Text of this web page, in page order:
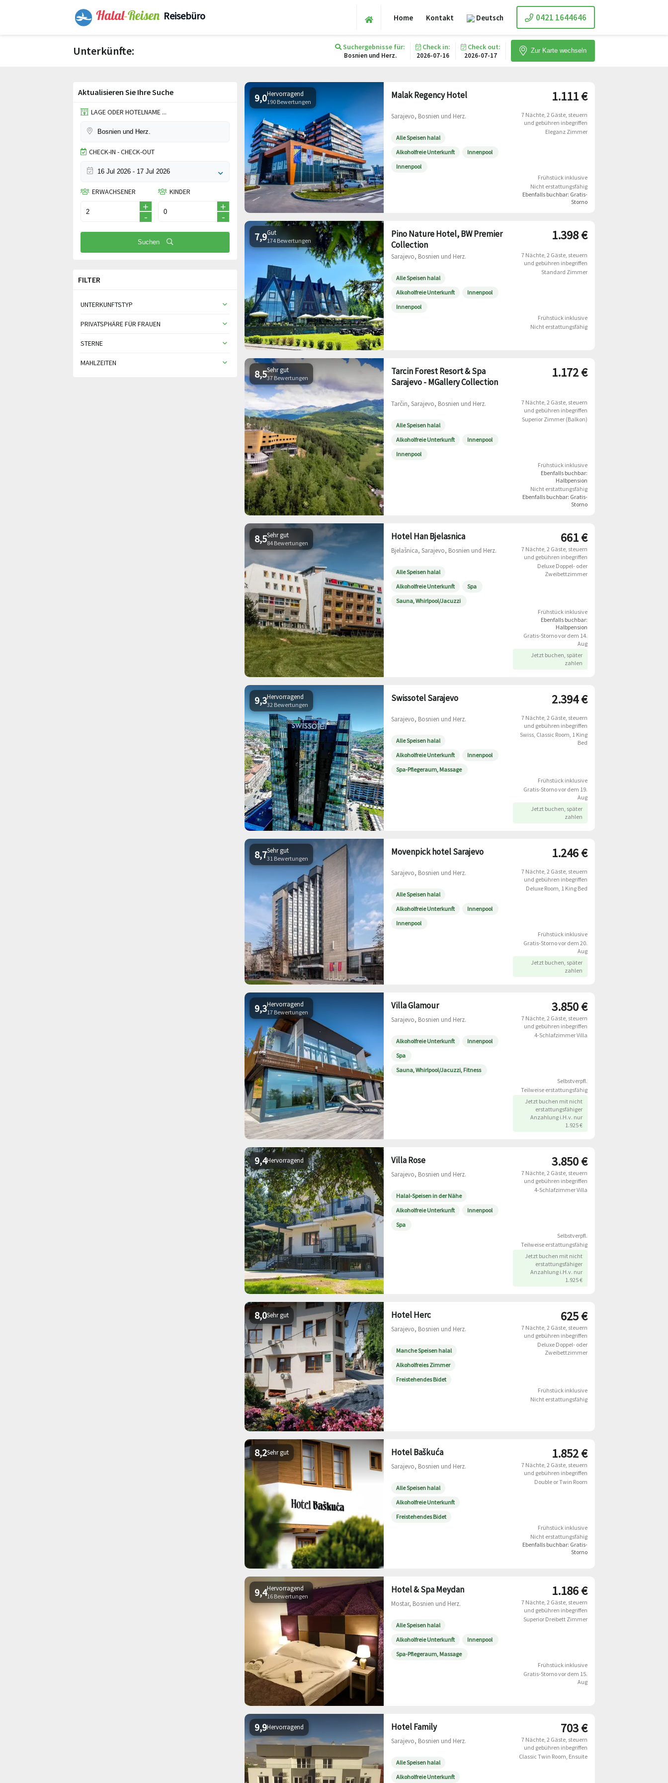
Reisebüro Home Kontakt Deutsch 0421 1644646
Unterkünfte: Suchergebnisse für:
Bosnien und Herz.
Check in:
2026-07-16
Check out:
2026-07-17
Zur Karte wechseln
Aktualisieren Sie Ihre Suche
LAGE ODER HOTELNAME ...
CHECK-IN - CHECK-OUT
ERWACHSENER
+
-
KINDER
+
-
Suchen
FILTER
UNTERKUNFTSTYP
PRIVATSPHÄRE FÜR FRAUEN
STERNE
MAHLZEITEN
Hervorragend
190 Bewertungen
9,0 Malak Regency Hotel
Sarajevo, Bosnien und Herz.
Alle Speisen halal
Alkoholfreie Unterkunft
Innenpool
Innenpool
1.111 €
7 Nächte 2 Gäste steuern
und gebühren inbegriffen
Eleganz Zimmer
Frühstück inklusive
Nicht erstattungsfähig
Ebenfalls buchbar: Gratis-
Storno
Gut
174 Bewertungen
7,9
Pino Nature Hotel, BW Premier
Collection
Sarajevo, Bosnien und Herz.
Alle Speisen halal
Alkoholfreie Unterkunft
Innenpool
Innenpool
1.398 €
7 Nächte 2 Gäste steuern
und gebühren inbegriffen
Standard Zimmer
Frühstück inklusive
Nicht erstattungsfähig
Sehr gut
37 Bewertungen
8,5
Tarcin Forest Resort & Spa
Sarajevo - MGallery Collection
Tarčin, Sarajevo, Bosnien und Herz.
Alle Speisen halal
Alkoholfreie Unterkunft
Innenpool
Innenpool
1.172 €
7 Nächte 2 Gäste steuern
und gebühren inbegriffen
Superior Zimmer (Balkon)
Frühstück inklusive
Ebenfalls buchbar:
Halbpension
Nicht erstattungsfähig
Ebenfalls buchbar: Gratis-
Storno
Sehr gut
84 Bewertungen
8,5 Hotel Han Bjelasnica
Bjelašnica, Sarajevo, Bosnien und Herz.
Alle Speisen halal
Alkoholfreie Unterkunft
Spa
Sauna, Whirlpool/Jacuzzi
661 €
7 Nächte 2 Gäste steuern
und gebühren inbegriffen
Deluxe Doppel- oder
Zweibettzimmer
Frühstück inklusive
Ebenfalls buchbar:
Halbpension
Gratis-Storno vor dem 14.
Aug
Jetzt buchen, später
zahlen
Hervorragend
32 Bewertungen
9,3 Swissotel Sarajevo
Sarajevo, Bosnien und Herz.
Alle Speisen halal
Alkoholfreie Unterkunft
Innenpool
Spa-Pflegeraum, Massage
2.394 €
7 Nächte 2 Gäste steuern
und gebühren inbegriffen
Swiss, Classic Room, 1 King
Bed
Frühstück inklusive
Gratis-Storno vor dem 19.
Aug
Jetzt buchen, später
zahlen
Sehr gut
31 Bewertungen
8,7 Movenpick hotel Sarajevo
Sarajevo, Bosnien und Herz.
Alle Speisen halal
Alkoholfreie Unterkunft
Innenpool
Innenpool
1.246 €
7 Nächte 2 Gäste steuern
und gebühren inbegriffen
Deluxe Room, 1 King Bed
Frühstück inklusive
Gratis-Storno vor dem 20.
Aug
Jetzt buchen, später
zahlen
Hervorragend
17 Bewertungen
9,3 Villa Glamour
Sarajevo, Bosnien und Herz.
Alkoholfreie Unterkunft
Innenpool
Spa
Sauna, Whirlpool/Jacuzzi, Fitness
3.850 €
7 Nächte 2 Gäste steuern
und gebühren inbegriffen
4-Schlafzimmer Villa
Selbstverpfl.
Teilweise erstattungsfähig
Jetzt buchen mit nicht
erstattungsfähiger
Anzahlung i.H.v. nur
1.925 €
Hervorragend
9,4 Villa Rose
Sarajevo, Bosnien und Herz.
Halal-Speisen in der Nähe
Alkoholfreie Unterkunft
Innenpool
Spa
3.850 €
7 Nächte 2 Gäste steuern
und gebühren inbegriffen
4-Schlafzimmer Villa
Selbstverpfl.
Teilweise erstattungsfähig
Jetzt buchen mit nicht
erstattungsfähiger
Anzahlung i.H.v. nur
1.925 €
Sehr gut
8,0 Hotel Herc
Sarajevo, Bosnien und Herz.
Manche Speisen halal
Alkoholfreies Zimmer
Freistehendes Bidet
625 €
7 Nächte 2 Gäste steuern
und gebühren inbegriffen
Deluxe Doppel- oder
Zweibettzimmer
Frühstück inklusive
Nicht erstattungsfähig
Sehr gut
8,2 Hotel Baškuća
Sarajevo, Bosnien und Herz.
Alle Speisen halal
Alkoholfreie Unterkunft
Freistehendes Bidet
1.852 €
7 Nächte 2 Gäste steuern
und gebühren inbegriffen
Double or Twin Room
Frühstück inklusive
Nicht erstattungsfähig
Ebenfalls buchbar: Gratis-
Storno
Hervorragend
16 Bewertungen
9,4 Hotel & Spa Meydan
Mostar, Bosnien und Herz.
Alle Speisen halal
Alkoholfreie Unterkunft
Innenpool
Spa-Pflegeraum, Massage
1.186 €
7 Nächte 2 Gäste steuern
und gebühren inbegriffen
Superior Dreibett Zimmer
Frühstück inklusive
Gratis-Storno vor dem 15.
Aug
Hervorragend
9,9 Hotel Family
Sarajevo, Bosnien und Herz.
Alle Speisen halal
Alkoholfreie Unterkunft
703 €
7 Nächte 2 Gäste steuern
und gebühren inbegriffen
Classic Twin Room, Ensuite